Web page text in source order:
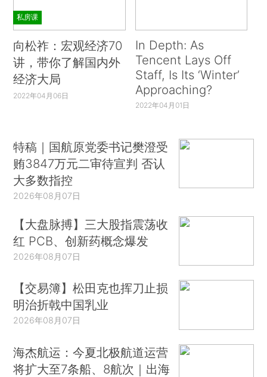
私房课
向松祚：宏观经济70
讲，带你了解国内外
经济大局
2022年04月06日
In Depth: As
Tencent Lays Off
Staff, Is Its ‘Winter’
Approaching?
2022年04月01日
特稿｜国航原党委书记樊澄受
贿3847万元二审待宣判 否认
大多数指控
2026年08月07日
【大盘脉搏】三大股指震荡收
红 PCB、创新药概念爆发
2026年08月07日
【交易簿】松田克也挥刀止损
明治折戟中国乳业
2026年08月07日
海杰航运：今夏北极航道运营
将扩大至7条船、8航次｜出海